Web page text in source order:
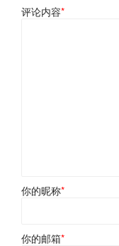
评论内容*
你的昵称*
你的邮箱*